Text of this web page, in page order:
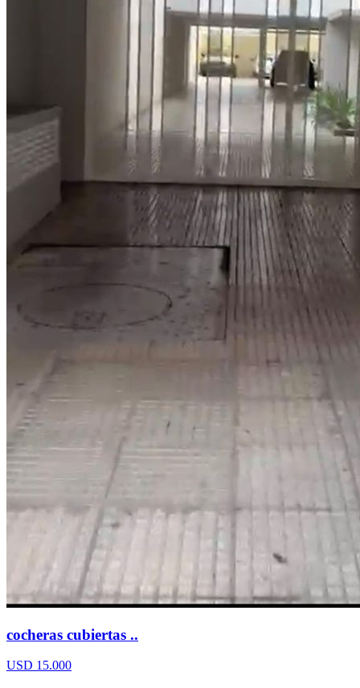
cocheras cubiertas ..
USD 15.000